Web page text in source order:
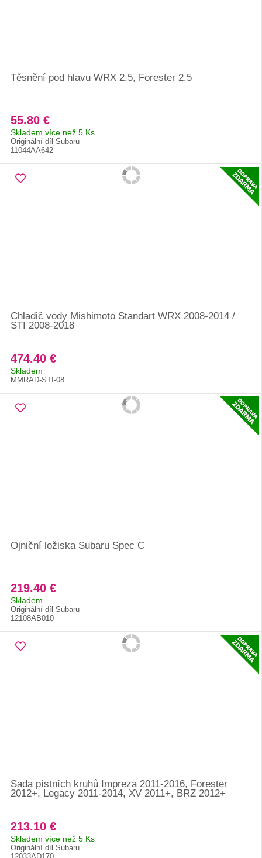
Těsnění pod hlavu WRX 2.5, Forester 2.5
55.80 €
Skladem více než 5 Ks
Originální díl Subaru
11044AA642
Chladič vody Mishimoto Standart WRX 2008-2014 /
STI 2008-2018
474.40 €
Skladem
MMRAD-STI-08
Ojniční ložiska Subaru Spec C
219.40 €
Skladem
Originální díl Subaru
12108AB010
Sada pístních kruhů Impreza 2011-2016, Forester
2012+, Legacy 2011-2014, XV 2011+, BRZ 2012+
213.10 €
Skladem více než 5 Ks
Originální díl Subaru